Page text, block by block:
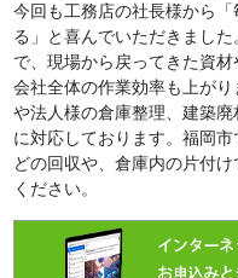
今回も工務店の社長様から
る」と喜んでいただきまし
で、現場から戻ってきた資材
会社全体の作業効率も上が
や法人様の倉庫整理、建築
に対応しております。福岡
どの回収や、倉庫内の片付
ください。